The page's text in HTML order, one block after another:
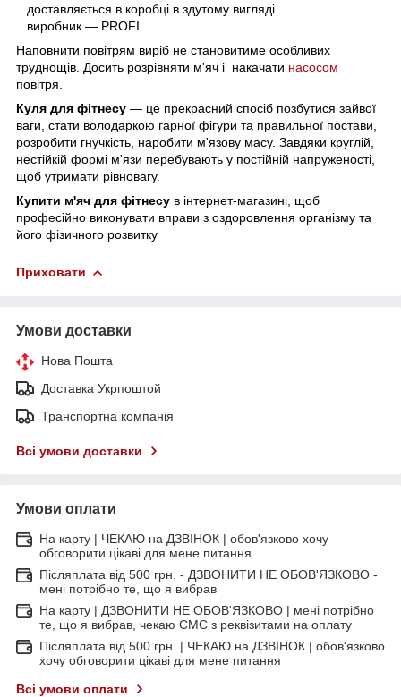
доставляється в коробці в здутому вигляді
виробник — PROFI.
Наповнити повітрям виріб не становитиме особливих
труднощів. Досить розрівняти м'яч і накачати насосом
повітря.
Куля для фітнесу — це прекрасний спосіб позбутися зайвої
ваги, стати володаркою гарної фігури та правильної постави,
розробити гнучкість, наробити м'язову масу. Завдяки круглій,
нестійкій формі м'язи перебувають у постійній напруженості,
щоб утримати рівновагу.
Купити м'яч для фітнесу в інтернет-магазині, щоб
професійно виконувати вправи з оздоровлення організму та
його фізичного розвитку
Приховати
Умови доставки
Нова Пошта
Доставка Укрпоштой
Транспортна компанія
Всі умови доставки
Умови оплати
На карту | ЧЕКАЮ на ДЗВІНОК | обов'язково хочу
обговорити цікаві для мене питання
Післяплата від 500 грн. - ДЗВОНИТИ НЕ ОБОВ'ЯЗКОВО -
мені потрібно те, що я вибрав
На карту | ДЗВОНИТИ НЕ ОБОВ'ЯЗКОВО | мені потрібно
те, що я вибрав, чекаю СМС з реквізитами на оплату
Післяплата від 500 грн. | ЧЕКАЮ на ДЗВІНОК | обов'язково
хочу обговорити цікаві для мене питання
Всі умови оплати